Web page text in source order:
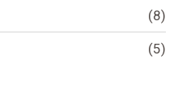
(8)
(5)